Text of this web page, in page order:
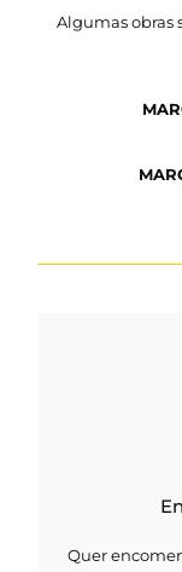
Algumas obras
Quer